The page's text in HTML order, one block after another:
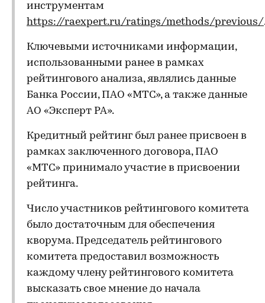
инструментам
https://raexpert.ru/ratings/methods/previous/
Ключевыми источниками информации,
использованными ранее в рамках
рейтингового анализа, являлись данные
Банка России, ПАО «МТС», а также данные
АО «Эксперт РА».
Кредитный рейтинг был ранее присвоен в
рамках заключенного договора, ПАО
«МТС» принимало участие в присвоении
рейтинга.
Число участников рейтингового комитета
было достаточным для обеспечения
кворума. Председатель рейтингового
комитета предоставил возможность
каждому члену рейтингового комитета
высказать свое мнение до начала